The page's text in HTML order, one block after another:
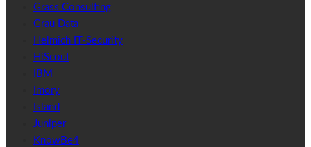
Grass Consulting
Grau Data
Helmich IT-Security
HiScout
IBM
Imory
Island
Juniper
KnowBe4